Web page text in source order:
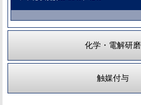
化学・電解研磨
触媒付与